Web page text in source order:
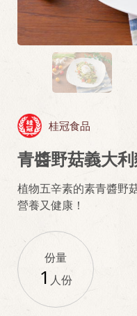
桂冠食品
青醬野菇義大
植物五辛素的素青醬野
營養又健康！
份量
1 人份